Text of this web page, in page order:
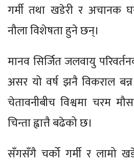
गर्मी तथा खडेरी र अचानक
नौला विशेषता हुने छन्।
मानव सिर्जित जलवायु
असर यो वर्ष झनै विकराल
चेतावनीबीच विश्वमा चरम
चिन्ता ह्वात्तै बढेको छ।
सँगसँगै चर्को गर्मी र लामो